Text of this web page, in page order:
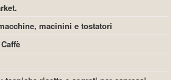
macinini e tostatori